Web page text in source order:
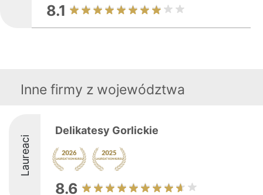
8.1
Inne firmy z województwa
Laureaci
Delikatesy Gorlickie
8.6